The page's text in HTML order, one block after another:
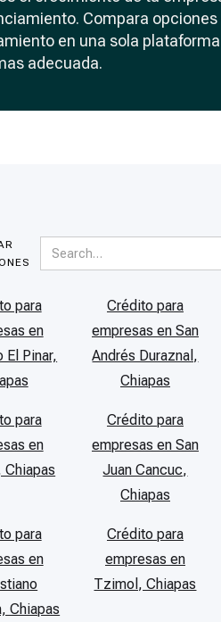
Compara opciones
en una sola plataforma
adecuada.
para
en
El Pinar,
Crédito para
empresas en San
Andrés Duraznal,
Chiapas
para
en
Chiapas
Crédito para
empresas en San
Juan Cancuc,
Chiapas
para
en
Chiapas
Crédito para
empresas en
Tzimol, Chiapas